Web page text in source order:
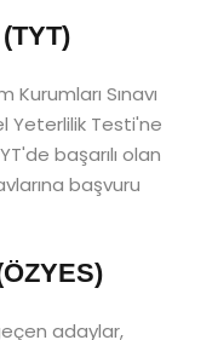
Sınavı
Yeterlilik Testi'ne
başarılı olan
başvuru
adaylar,